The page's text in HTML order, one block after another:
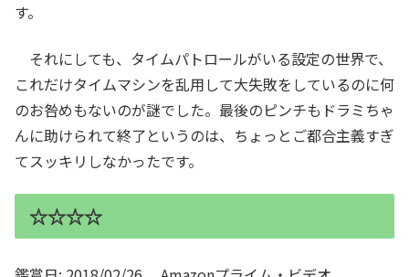
す。
それにしても、タイムパトロールがいる設定の世界で、
これだけタイムマシンを乱用して大失敗をしているのに何
のお咎めもないのが謎でした。最後のピンチもドラミちゃ
んに助けられて終了というのは、ちょっとご都合主義すぎ
てスッキリしなかったです。
☆☆☆☆